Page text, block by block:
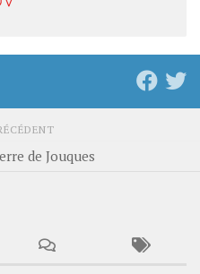
de Jouques